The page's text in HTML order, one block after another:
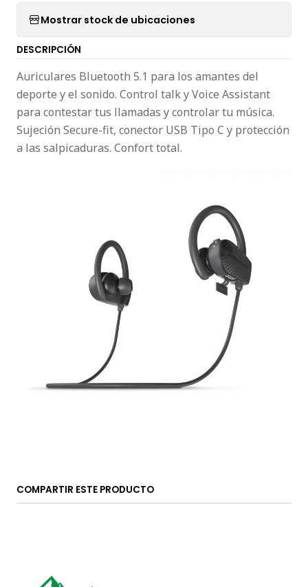
Mostrar stock de ubicaciones
DESCRIPCIÓN
Auriculares Bluetooth 5.1 para los amantes del
deporte y el sonido. Control talk y Voice Assistant
para contestar tus llamadas y controlar tu música.
Sujeción Secure-fit, conector USB Tipo C y protección
a las salpicaduras. Confort total.
COMPARTIR ESTE PRODUCTO